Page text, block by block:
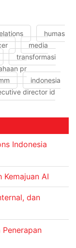
humas
media
transformasi
pr
indonesia
director id
Indonesia
Kemajuan AI
dan
Penerapan